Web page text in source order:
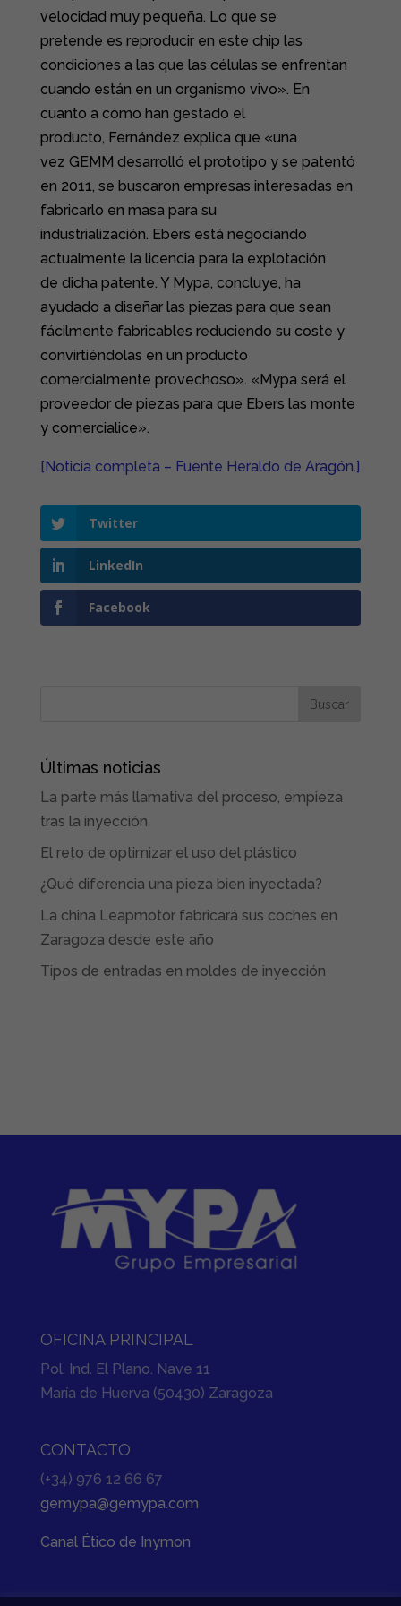
velocidad muy pequeña. Lo que se
pretende es reproducir en este chip las
condiciones a las que las células se enfrentan
cuando están en un organismo vivo». En
cuanto a cómo han gestado el
producto, Fernández explica que «una
vez GEMM desarrolló el prototipo y se patentó
en 2011, se buscaron empresas interesadas en
fabricarlo en masa para su
industrialización. Ebers está negociando
actualmente la licencia para la explotación
de dicha patente. Y Mypa, concluye, ha
ayudado a diseñar las piezas para que sean
fácilmente fabricables reduciendo su coste y
convirtiéndolas en un producto
comercialmente provechoso». «Mypa será el
proveedor de piezas para que Ebers las monte
y comercialice».
[Noticia completa – Fuente Heraldo de Aragón.]
Twitter
LinkedIn
Facebook
Últimas noticias
La parte más llamativa del proceso, empieza
tras la inyección
El reto de optimizar el uso del plástico
¿Qué diferencia una pieza bien inyectada?
La china Leapmotor fabricará sus coches en
Zaragoza desde este año
Tipos de entradas en moldes de inyección
OFICINA PRINCIPAL
Pol. Ind. El Plano. Nave 11
María de Huerva (50430) Zaragoza
CONTACTO
(+34) 976 12 66 67
gemypa@gemypa.com
Canal Ético de Inymon